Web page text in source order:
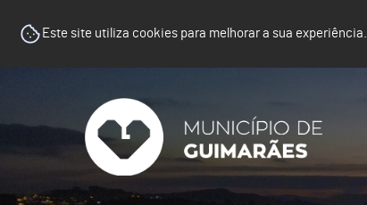
Este site utiliza cookies para melhorar a sua experiência.